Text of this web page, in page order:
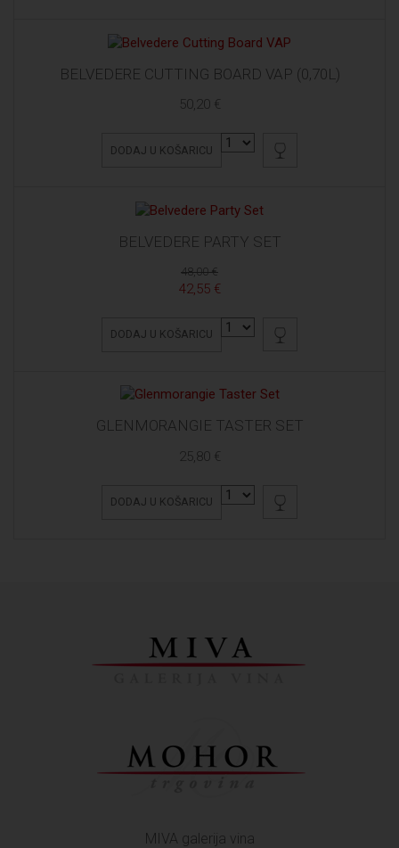
BELVEDERE CUTTING BOARD VAP (0,70L)
50,20 €
DODAJ U KOŠARICU
BELVEDERE PARTY SET
48,00 €
42,55 €
DODAJ U KOŠARICU
GLENMORANGIE TASTER SET
25,80 €
DODAJ U KOŠARICU
MIVA galerija vina